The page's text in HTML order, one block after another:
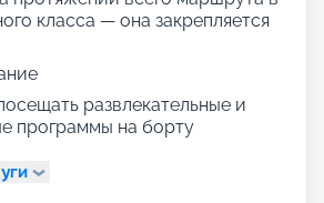
класса — она закрепляется
развлекательные и
программы на борту